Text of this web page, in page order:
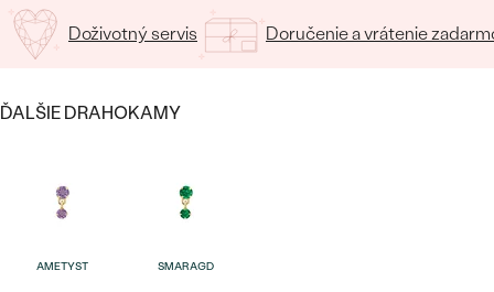
Najpredávanejšie
svadobné
obrúčky
DRAHOKAM
PODĽA MATERIÁLU
PLATINA
STRIEBRO
S DRAHOKAMAMI
S LAB GROWN DIAMANTMI
PODĽA ŠTÝLU
PERSONALIZOVANÉ
CENOVO DOSTUPNÉ
LUXUSNÉ
Doživotný servis Doručenie a vrátenie
ĎALŠIE DRAHOKAMY
AMETYST SMARAGD